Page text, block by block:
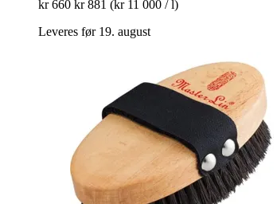
kr 660 kr 881 (kr 11 000 / l)
Leveres før 19. august